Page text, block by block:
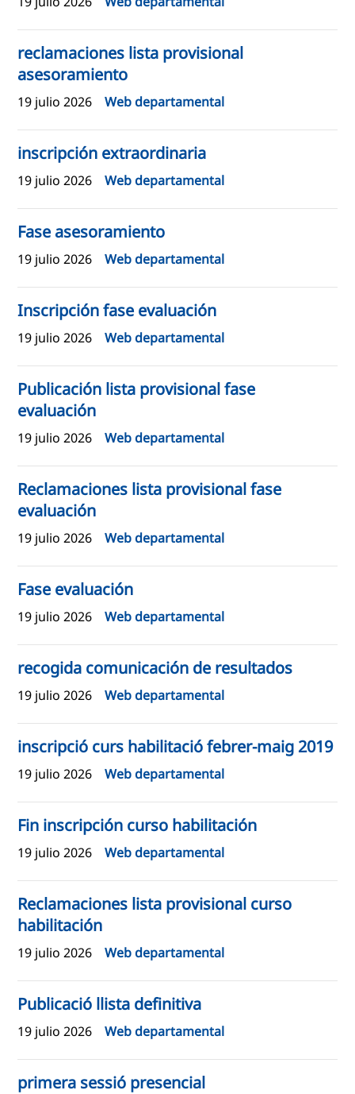
reclamaciones lista provisional
asesoramiento
19 julio 2026 Web departamental
inscripción extraordinaria
19 julio 2026 Web departamental
Fase asesoramiento
19 julio 2026 Web departamental
Inscripción fase evaluación
19 julio 2026 Web departamental
Publicación lista provisional fase
evaluación
19 julio 2026 Web departamental
Reclamaciones lista provisional fase
evaluación
19 julio 2026 Web departamental
Fase evaluación
19 julio 2026 Web departamental
recogida comunicación de resultados
19 julio 2026 Web departamental
inscripció curs habilitació febrer-maig 2019
19 julio 2026 Web departamental
Fin inscripción curso habilitación
19 julio 2026 Web departamental
Reclamaciones lista provisional curso
habilitación
19 julio 2026 Web departamental
Publicació llista definitiva
19 julio 2026 Web departamental
primera sessió presencial